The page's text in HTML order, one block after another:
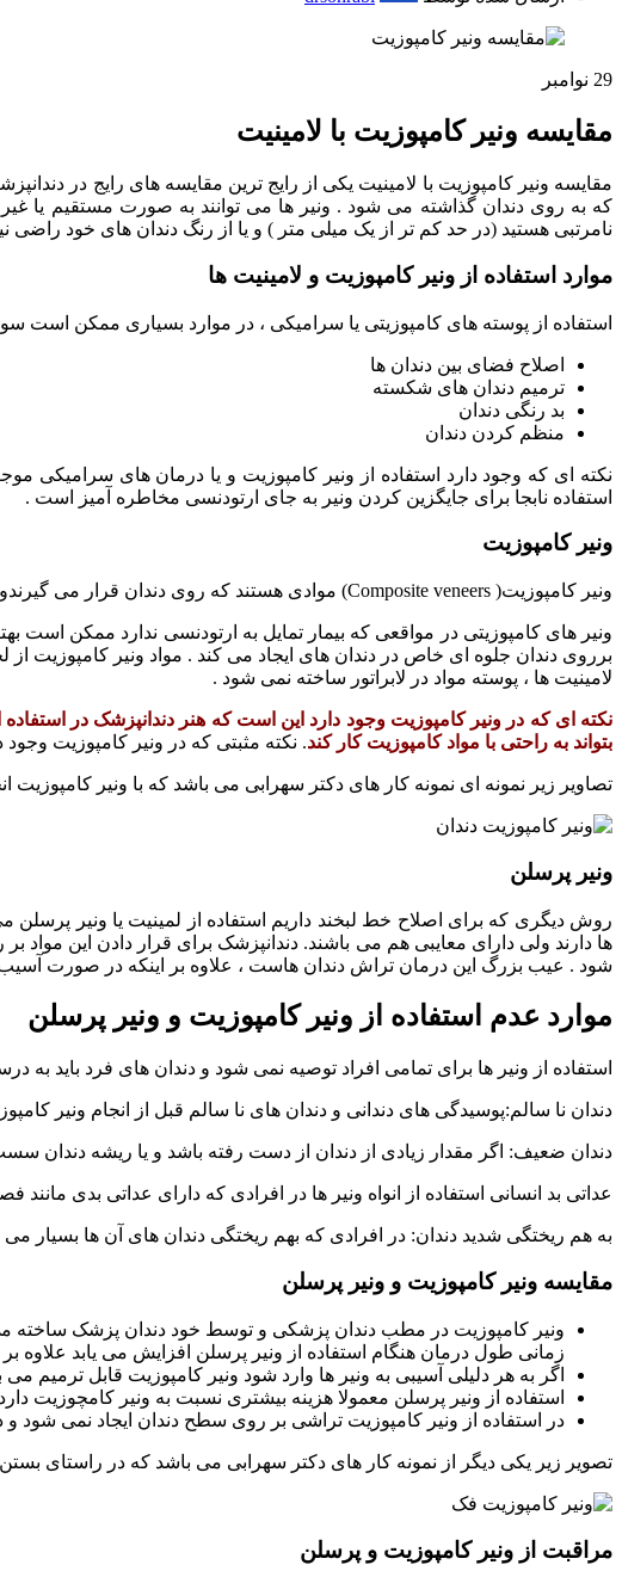
29 نوامبر
مقایسه ونیر کامپوزیت با لامینیت
مقایسه ونیر کامپوزیت با لامینیت یکی از رایج ترین مقایسه های رایج در
که به روی دندان گذاشته می شود . ونیر ها می توانند به صورت مستقیم یا
نامرتبی هستید (در حد کم تر از یک میلی متر ) و یا از رنگ دندان های خود راضی
موارد استفاده از ونیر کامپوزیت و لامینیت ها
استفاده از پوسته های کامپوزیتی یا سرامیکی ، در موارد بسیاری ممکن است
اصلاح فضای بین دندان ها
ترمیم دندان های شکسته
بد رنگی دندان
منظم کردن دندان
نکته ای که وجود دارد استفاده از ونیر کامپوزیت و یا درمان های سرامیکی
استفاده نابجا برای جایگزین کردن ونیر به جای ارتودنسی مخاطره آمیز است .
ونیر کامپوزیت
ونیر کامپوزیت( Composite veneers) موادی هستند که روی دندان قرار می گیرندو با تغییر در رنگ, اندازه, ترتیب دندان ها زیبایی فرد را افزایش می دهند.
ونیر های کامپوزیتی در مواقعی که بیمار تمایل به ارتودنسی ندارد ممکن
برروی دندان جلوه ای خاص در دندان های ایجاد می کند . مواد ونیر
لامینیت ها ، پوسته مواد در لابراتور ساخته نمی شود .
نکته ای که در ونیر کامپوزیت وجود دارد این است که هنر دندانپزشک در
بتواند به راحتی با مواد کامپوزیت کار کند. نکته مثبتی که در ونیر کامپوزیت
تصاویر زیر نمونه ای نمونه کار های دکتر سهرابی می باشد که با ونیر
ونیر پرسلن
روش دیگری که برای اصلاح خط لبخند داریم استفاده از لمینیت یا ونیر
ها دارند ولی دارای معایبی هم می باشند. دندانپزشک برای قرار دادن این مواد
شود . عیب بزرگ این درمان تراش دندان هاست ، علاوه بر اینکه در صورت آسیب
موارد عدم استفاده از ونیر کامپوزیت و ونیر پرسلن
استفاده از ونیر ها برای تمامی افراد توصیه نمی شود و دندان های فرد باید به
دندان نا سالم:پوسیدگی های دندانی و دندان های نا سالم قبل از انجام ونیر
دندان ضعیف: اگر مقدار زیادی از دندان از دست رفته باشد و یا ریشه دندان
عداتی بد انسانی استفاده از انواه ونیر ها در افرادی که دارای عداتی بدی
به هم ریختگی شدید دندان: در افرادی که بهم ریختگی دندان های آن ها بسیار می
مقایسه ونیر کامپوزیت و ونیر پرسلن
ونیر کامپوزیت در مطب دندان پزشکی و توسط خود دندان پزشک ساخته
زمانی طول درمان هنگام استفاده از ونیر پرسلن افزایش می یابد علاوه بر
اگر به هر دلیلی آسیبی به ونیر ها وارد شود ونیر کامپوزیت قابل ترمیم
استفاده از ونیر پرسلن معمولا هزینه بیشتری نسبت به ونیر کامچوزیت
در استفاده از ونیر کامپوزیت تراشی بر روی سطح دندان ایجاد نمی شود
تصویر زیر یکی دیگر از نمونه کار های دکتر سهرابی می باشد که در راستای
مراقبت از ونیر کامپوزیت و پرسلن